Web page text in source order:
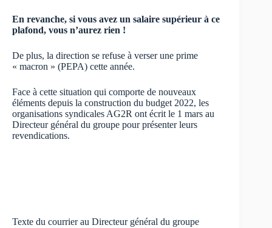
En revanche, si vous avez un salaire supérieur à ce
plafond, vous n’aurez rien !
De plus, la direction se refuse à verser une prime
« macron » (PEPA) cette année.
Face à cette situation qui comporte de nouveaux
éléments depuis la construction du budget 2022, les
organisations syndicales AG2R ont écrit le 1 mars au
Directeur général du groupe pour présenter leurs
revendications.
Texte du courrier au Directeur général du groupe